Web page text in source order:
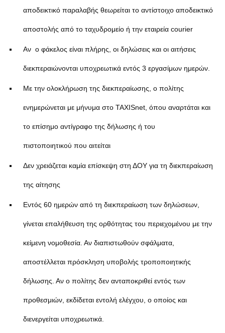
αποδεικτικό παραλαβής θεωρείται το αντίστοιχο αποδεικτικό
αποστολής από το ταχυδρομείο ή την εταιρεία courier
Αν ο φάκελος είναι πλήρης, οι δηλώσεις και οι αιτήσεις
διεκπεραιώνονται υποχρεωτικά εντός 3 εργασίμων ημερών.
Με την ολοκλήρωση της διεκπεραίωσης, ο πολίτης
ενημερώνεται με μήνυμα στο TAXISnet, όπου αναρτάται και
το επίσημο αντίγραφο της δήλωσης ή του
πιστοποιητικού που αιτείται
Δεν χρειάζεται καμία επίσκεψη στη ΔΟΥ για τη διεκπεραίωση
της αίτησης
Εντός 60 ημερών από τη διεκπεραίωση των δηλώσεων,
γίνεται επαλήθευση της ορθότητας του περιεχομένου με την
κείμενη νομοθεσία. Αν διαπιστωθούν σφάλματα,
αποστέλλεται πρόσκληση υποβολής τροποποιητικής
δήλωσης. Αν ο πολίτης δεν ανταποκριθεί εντός των
προθεσμιών, εκδίδεται εντολή ελέγχου, ο οποίος και
διενεργείται υποχρεωτικά.